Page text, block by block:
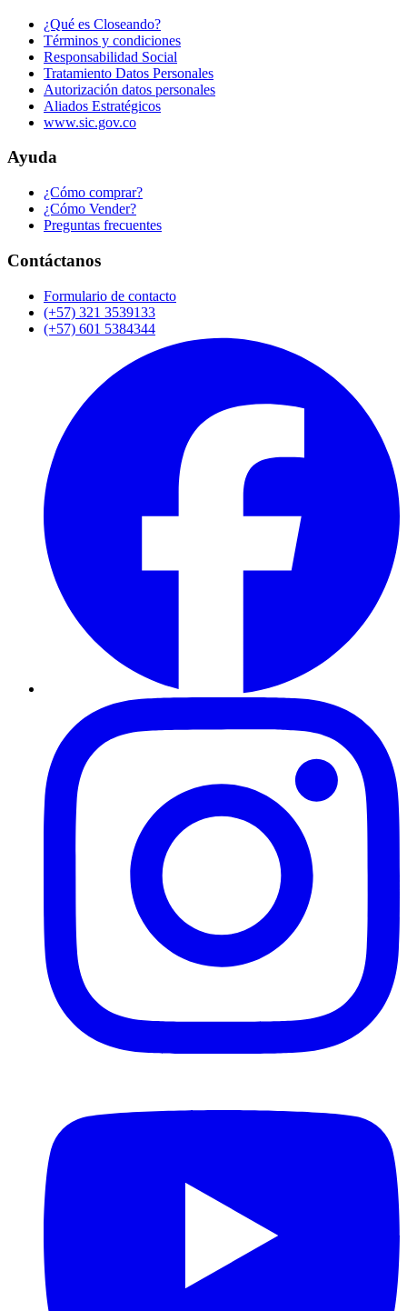
¿Qué es Closeando?
Términos y condiciones
Responsabilidad Social
Tratamiento Datos Personales
Autorización datos personales
Aliados Estratégicos
www.sic.gov.co
Ayuda
¿Cómo comprar?
¿Cómo Vender?
Preguntas frecuentes
Contáctanos
Formulario de contacto
(+57) 321 3539133
(+57) 601 5384344